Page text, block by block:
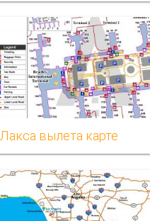
Лакса вылета карте